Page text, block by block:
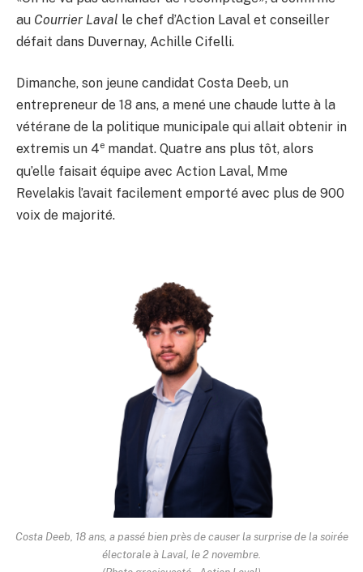
au Courrier Laval le chef d’Action Laval et conseiller
défait dans Duvernay, Achille Cifelli.
Dimanche, son jeune candidat Costa Deeb, un
entrepreneur de 18 ans, a mené une chaude lutte à la
vétérane de la politique municipale qui allait obtenir in
extremis un 4e mandat. Quatre ans plus tôt, alors
qu’elle faisait équipe avec Action Laval, Mme
Revelakis l’avait facilement emporté avec plus de 900
voix de majorité.
Costa Deeb, 18 ans, a passé bien près de causer la surprise de la soirée
électorale à Laval, le 2 novembre.